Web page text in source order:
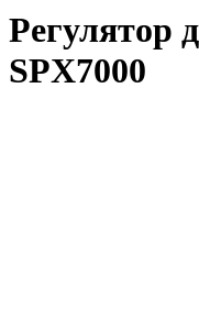
Регулятор
SPX7000